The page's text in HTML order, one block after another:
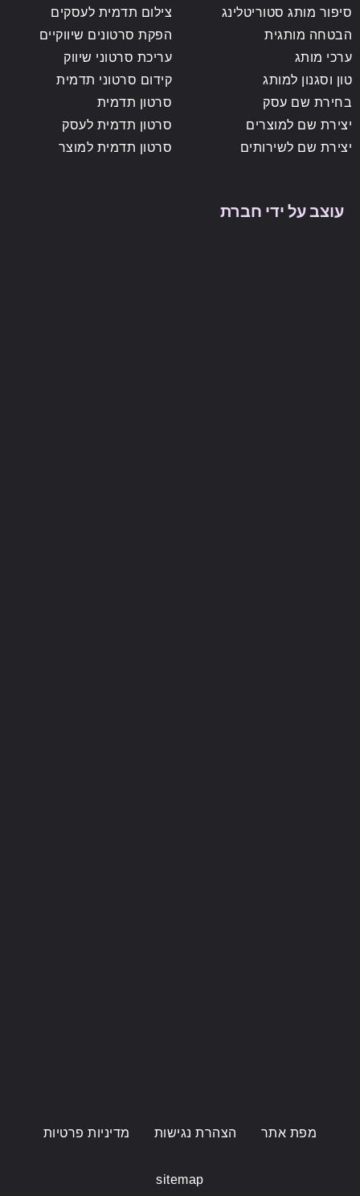
סיפור מותג סטוריטלינג
הבטחה מותגית
ערכי מותג
טון וסגנון למותג
בחירת שם עסק
יצירת שם למוצרים
יצירת שם לשירותים
צילום תדמית לעסקים
הפקת סרטונים שיווקיים
עריכת סרטוני שיווק
קידום סרטוני תדמית
סרטון תדמית
סרטון תדמית לעסק
סרטון תדמית למוצר
עוצב על ידי חברת
מפת אתר הצהרת נגישות מדיניות פרטיות
sitemap